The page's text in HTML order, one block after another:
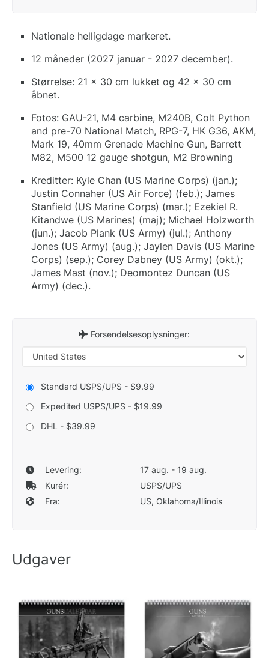
Nationale helligdage markeret.
12 måneder (2027 januar - 2027 december).
Størrelse: 21 x 30 cm lukket og 42 x 30 cm
åbnet.
Fotos: GAU-21, M4 carbine, M240B, Colt Python
and pre-70 National Match, RPG-7, HK G36, AKM,
Mark 19, 40mm Grenade Machine Gun, Barrett
M82, M500 12 gauge shotgun, M2 Browning
Kreditter: Kyle Chan (US Marine Corps) (jan.);
Justin Connaher (US Air Force) (feb.); James
Stanfield (US Marine Corps) (mar.); Ezekiel R.
Kitandwe (US Marines) (maj); Michael Holzworth
(jun.); Jacob Plank (US Army) (jul.); Anthony
Jones (US Army) (aug.); Jaylen Davis (US Marine
Corps) (sep.); Corey Dabney (US Army) (okt.);
James Mast (nov.); Deomontez Duncan (US
Army) (dec.).
Forsendelsesoplysninger:
Standard USPS/UPS - $9.99
Expedited USPS/UPS - $19.99
DHL - $39.99
Levering:
17 aug. - 19 aug.
Kurér:
USPS/UPS
Fra:
US, Oklahoma/Illinois
Udgaver